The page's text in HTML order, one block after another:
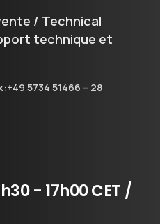
/ Technical
technique et
5734 51466 – 28
- 17h00CET /